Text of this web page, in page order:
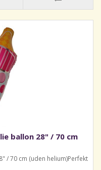
ballon 28" / 70 cm
/ 70 cm (uden helium)Perfekt